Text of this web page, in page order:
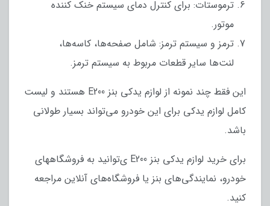
ترموستات: برای کنترل دمای سیستم خنک‌ کننده
موتور.
ترمز و سیستم ترمز: شامل صفحه‌ها، کاسه‌ها،
لنت‌ها سایر قطعات مربوط به سیستم ترمز.
این فقط چند نمونه از لوازم یدکی بنز E200 هستند و لیست
کامل لوازم یدکی برای این خودرو می‌تواند بسیار طولانی
باشد.
برای خرید لوازم یدکی بنز E200 ی‌توانید به فروشگاههای
خودرو، نمایندگی‌های بنز یا فروشگاه‌های آنلاین مراجعه
کنید.